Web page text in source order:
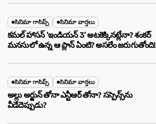
సినిమా గాసిప్స్ సినిమా వార్తలు
కమల్ హాసన్ ‘ఇండియన్ 3’ అటకెక్కినట్లేనా? శంకర్
మనసులో ఉన్న ఆ ప్లాన్ ఏంటి? అసలేం జరుగుతోంది!
సినిమా గాసిప్స్ సినిమా వార్తలు
అల్లు అర్జున్ తోనా ఎన్టీఆర్ తోనా? సస్పెన్స్‌ను
వీడేదెప్పుడు?